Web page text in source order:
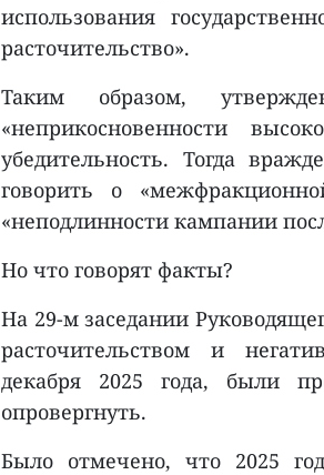
использования
расточительство».
Таким образом,
«неприкосновенности
убедительность. Тогда
говорить о
«неподлинности кампании
Но что говорят факты?
На 29-м заседании
расточительством и
декабря 2025 года, были
опровергнуть.
Было отмечено, что 2025